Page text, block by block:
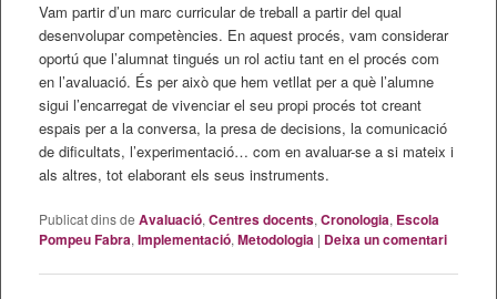
Vam partir d’un marc curricular de treball a partir del qual
desenvolupar competències. En aquest procés, vam considerar
oportú que l’alumnat tingués un rol actiu tant en el procés com
en l’avaluació. És per això que hem vetllat per a què l’alumne
sigui l’encarregat de vivenciar el seu propi procés tot creant
espais per a la conversa, la presa de decisions, la comunicació
de dificultats, l’experimentació… com en avaluar-se a si mateix i
als altres, tot elaborant els seus instruments.
Publicat dins de Avaluació,Centres docents,Cronologia, Escola
Pompeu Fabra,Implementació,Metodologia | Deixa un comentari